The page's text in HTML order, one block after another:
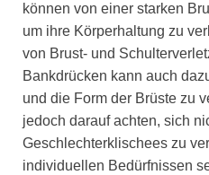
können von einer starken
um ihre Körperhaltung zu
von Brust- und
Bankdrücken kann auch
und die Form der Brüste zu
jedoch darauf achten, sich
Geschlechterklischees zu
individuellen Bedürfnissen